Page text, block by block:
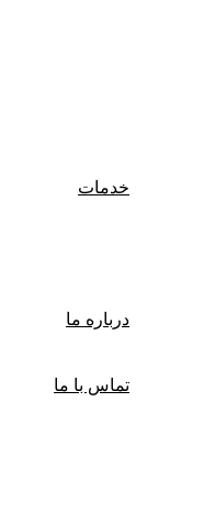
خدمات
درباره ما
تماس با ما